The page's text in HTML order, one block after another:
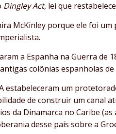
Dingley Act, lei que
McKinley porque ele foi
a Espanha na Guerra de
colônias espanholas de
estabeleceram um
de construir um canal
da Dinamarca no Caribe
desse país sobre a